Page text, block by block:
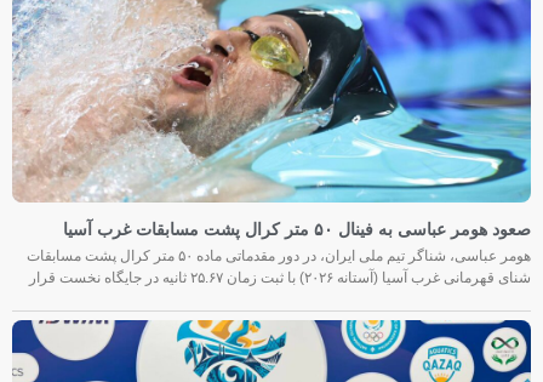
صعود هومر عباسی به فینال ۵۰ متر کرال پشت مسابقات غرب آسیا
هومر عباسی، شناگر تیم ملی ایران، در دور مقدماتی ماده ۵۰ متر کرال پشت مسابقات
شنای قهرمانی غرب آسیا (آستانه ۲۰۲۶) با ثبت زمان ۲۵.۶۷ ثانیه در جایگاه نخست قرار